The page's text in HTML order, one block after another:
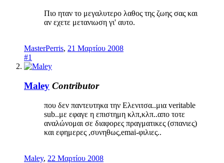
Πιο ηταν το μεγαλυτερο λαθος της ζωης σας και
αν εχετε μετανιωση γι' αυτο.
MasterPerris, 21 Μαρτίου 2008
#1
Maley Contributor
που δεν παντευτηκα την Ελενιτσα..μια veritable
sub..με εφαγε η επιστημη κλπ,κλπ..απο τοτε
αναλώνομαι σε διαφορες πραγματικες (σπανιες)
και εφημερες ,συνηθως,emai-φιλιες..
Maley, 22 Μαρτίου 2008